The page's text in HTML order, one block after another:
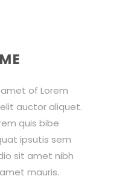
of Lorem
auctor aliquet.
quis bibe
ipsutis sem
sit amet nibh
mauris.